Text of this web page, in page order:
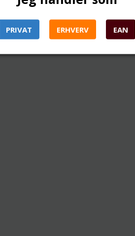
PRIVAT ERHVERV EAN